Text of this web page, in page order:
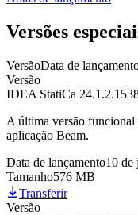
Versões
VersãoData de
Versão
IDEA StatiCa
A última versão funcional
aplicação Beam.
Data de lançamento10 de
Tamanho576 MB
Transferir
Versão